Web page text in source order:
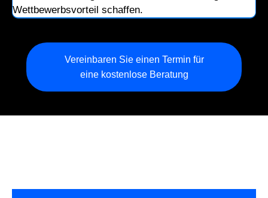
Wettbewerbsvorteil schaffen.
Vereinbaren Sie einen Termin für
eine kostenlose Beratung